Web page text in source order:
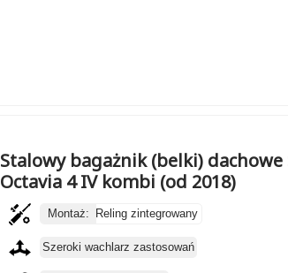
Stalowy bagażnik (belki) dachowe
Octavia 4 IV kombi (od 2018)
Montaż: Reling zintegrowany
Szeroki wachlarz zastosowań